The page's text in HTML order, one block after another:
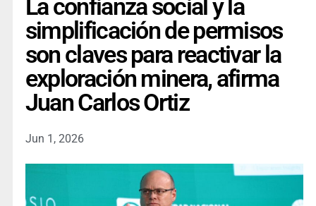
La confianza social y la
simplificación de permisos
son claves para reactivar la
exploración minera, afirma
Juan Carlos Ortiz
Jun 1, 2026